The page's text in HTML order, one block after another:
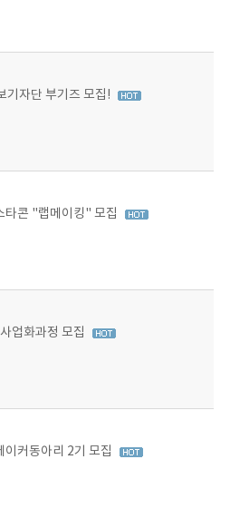
기자단 부기즈 모집!
타콘 "랩메이킹" 모집
업화과정 모집
커동아리 2기 모집